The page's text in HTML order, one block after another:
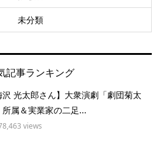
未分類
記事ランキング
沢 光太郎さん】大衆演劇「劇団菊太
所属＆実業家の二足...
views